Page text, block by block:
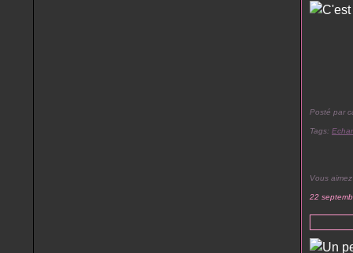
Posté par
Tags:
Vous
22